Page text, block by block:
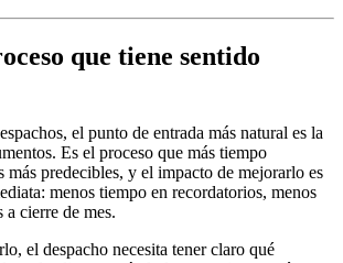
que tiene sentido
el punto de entrada más natural es la
Es el proceso que más tiempo
más predecibles, y el impacto de mejorarlo es
menos tiempo en recordatorios, menos
a cierre de mes.
el despacho necesita tener claro qué